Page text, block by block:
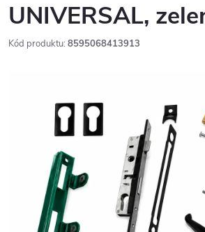
UNIVERSAL,
Kód produktu: 8595068413913